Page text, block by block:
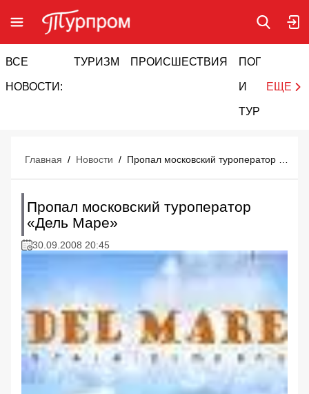
ВСЕ
НОВОСТИ:
ТУРИЗМ ПРОИСШЕСТВИЯ ПОГОДА
И
ТУРИЗМ
ЕЩЕ
Главная / Новости /
Пропал московский туроператор
«Дель Маре»
30.09.2008 20:45